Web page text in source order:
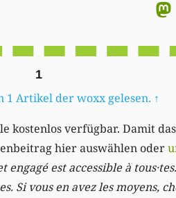
1
1 Artikel der woxx gelesen. ↑
kostenlos verfügbar. Damit
hier auswählen oder
est accessible à
Si vous en avez les moyens,